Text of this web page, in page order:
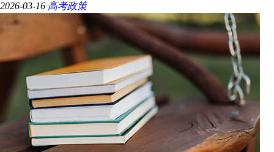
2026-03-16 高考政策